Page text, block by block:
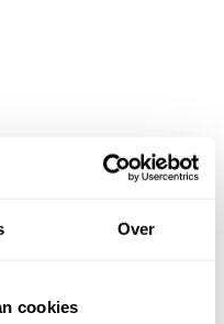
Over
cookies